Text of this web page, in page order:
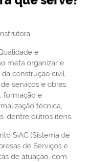
e
meta organizar e
construção civil,
serviços e obras,
formação e
técnica,
dentre outros itens.
SiAC (Sistema de
de Serviços e
de atuação, com